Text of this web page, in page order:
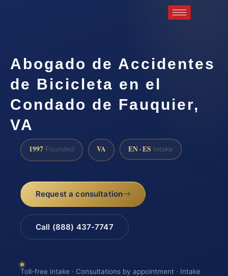
Abogado de Accidentes
de Bicicleta en el
Condado de Fauquier,
VA
1997 Founded VA EN · ES Intake
Request a consultation
Call (888) 437-7747
Toll-free intake · Consultations by appointment · Intake